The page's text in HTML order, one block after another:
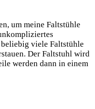
um meine Faltstühle
viele Faltstühle
Der ​Faltstuhl wird​
werden dann in einem